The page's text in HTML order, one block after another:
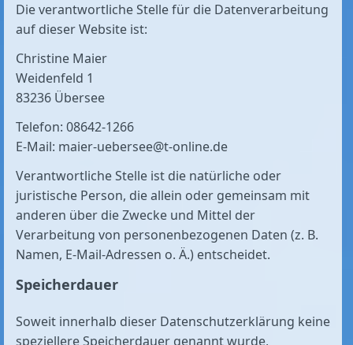
Die verantwortliche Stelle für die Datenverarbeitung
auf dieser Website ist:
Christine Maier
Weidenfeld 1
83236 Übersee
Telefon: 08642-1266
E-Mail: maier-uebersee@t-online.de
Verantwortliche Stelle ist die natürliche oder
juristische Person, die allein oder gemeinsam mit
anderen über die Zwecke und Mittel der
Verarbeitung von personenbezogenen Daten (z. B.
Namen, E-Mail-Adressen o. Ä.) entscheidet.
Speicherdauer
Soweit innerhalb dieser Datenschutzerklärung keine
speziellere Speicherdauer genannt wurde,